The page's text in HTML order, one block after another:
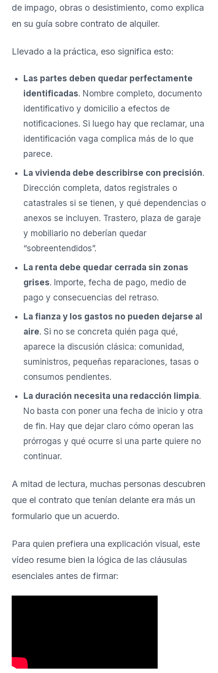
de impago, obras o desistimiento, como explica
en su guía sobre contrato de alquiler.
Llevado a la práctica, eso significa esto:
Las partes deben quedar perfectamente
identificadas. Nombre completo, documento
identificativo y domicilio a efectos de
notificaciones. Si luego hay que reclamar, una
identificación vaga complica más de lo que
parece.
La vivienda debe describirse con precisión.
Dirección completa, datos registrales o
catastrales si se tienen, y qué dependencias o
anexos se incluyen. Trastero, plaza de garaje
y mobiliario no deberían quedar
“sobreentendidos”.
La renta debe quedar cerrada sin zonas
grises. Importe, fecha de pago, medio de
pago y consecuencias del retraso.
La fianza y los gastos no pueden dejarse al
aire. Si no se concreta quién paga qué,
aparece la discusión clásica: comunidad,
suministros, pequeñas reparaciones, tasas o
consumos pendientes.
La duración necesita una redacción limpia.
No basta con poner una fecha de inicio y otra
de fin. Hay que dejar claro cómo operan las
prórrogas y qué ocurre si una parte quiere no
continuar.
A mitad de lectura, muchas personas descubren
que el contrato que tenían delante era más un
formulario que un acuerdo.
Para quien prefiera una explicación visual, este
vídeo resume bien la lógica de las cláusulas
esenciales antes de firmar: